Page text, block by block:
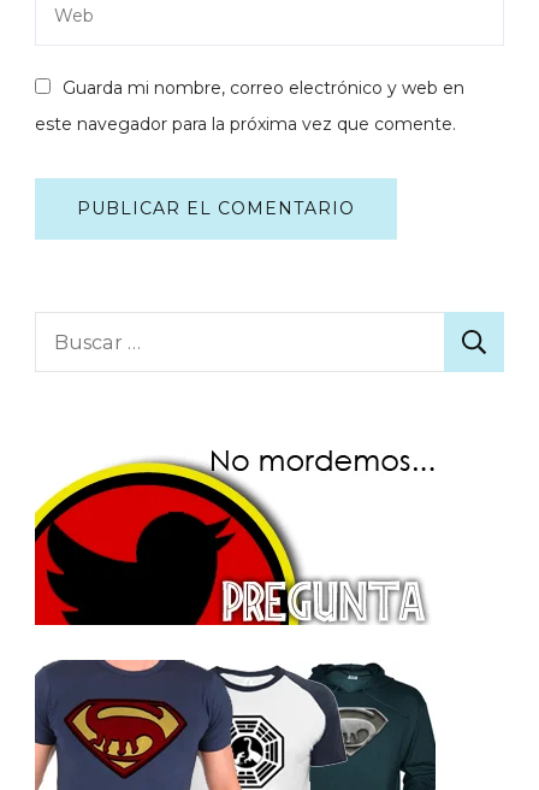
Guarda mi nombre, correo electrónico y web en
este navegador para la próxima vez que comente.